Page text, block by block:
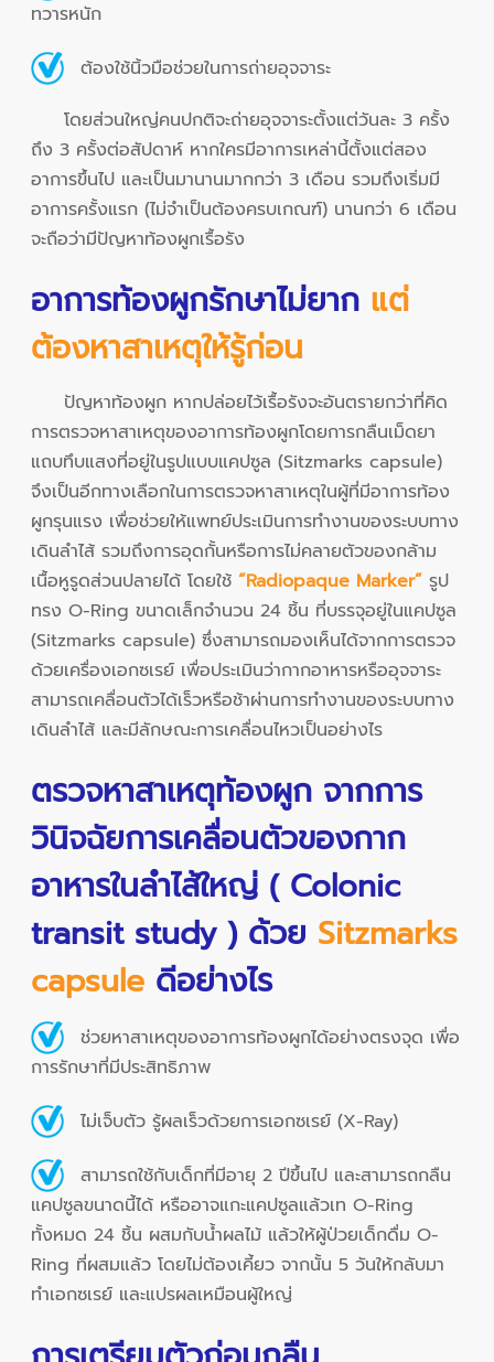
ทวารหนัก
ต้องใช้นิ้วมือช่วยในการถ่ายอุจจาระ
โดยส่วนใหญ่คนปกติจะถ่ายอุจจาระตั้งแต่วันละ 3 ครั้ง
ถึง 3 ครั้งต่อสัปดาห์ หากใครมีอาการเหล่านี้ตั้งแต่สอง
อาการขึ้นไป และเป็นมานานมากกว่า 3 เดือน รวมถึงเริ่มมี
อาการครั้งแรก (ไม่จำเป็นต้องครบเกณฑ์) นานกว่า 6 เดือน
จะถือว่ามีปัญหาท้องผูกเรื้อรัง
อาการท้องผูกรักษาไม่ยาก แต่
ต้องหาสาเหตุให้รู้ก่อน
ปัญหาท้องผูก หากปล่อยไว้เรื้อรังจะอันตรายกว่าที่คิด
การตรวจหาสาเหตุของอาการท้องผูกโดยการกลืนเม็ดยา
แถบทึบแสงที่อยู่ในรูปแบบแคปซูล (Sitzmarks capsule)
จึงเป็นอีกทางเลือกในการตรวจหาสาเหตุในผู้ที่มีอาการท้อง
ผูกรุนแรง เพื่อช่วยให้แพทย์ประเมินการทำงานของระบบทาง
เดินลำไส้ รวมถึงการอุดกั้นหรือการไม่คลายตัวของกล้าม
เนื้อหูรูดส่วนปลายได้ โดยใช้“Radiopaque Marker” รูป
ทรง O-Ring ขนาดเล็กจำนวน 24 ชิ้น ที่บรรจุอยู่ในแคปซูล
(Sitzmarks capsule) ซึ่งสามารถมองเห็นได้จากการตรวจ
ด้วยเครื่องเอกซเรย์ เพื่อประเมินว่ากากอาหารหรืออุจจาระ
สามารถเคลื่อนตัวได้เร็วหรือช้าผ่านการทำงานของระบบทาง
เดินลำไส้ และมีลักษณะการเคลื่อนไหวเป็นอย่างไร
ตรวจหาสาเหตุท้องผูก จากการ
วินิจฉัยการเคลื่อนตัวของกาก
อาหารในลำไส้ใหญ่ ( Colonic
transit study ) ด้วย Sitzmarks
capsule ดีอย่างไร
ช่วยหาสาเหตุของอาการท้องผูกได้อย่างตรงจุด เพื่อ
การรักษาที่มีประสิทธิภาพ
ไม่เจ็บตัว รู้ผลเร็วด้วยการเอกซเรย์ (X-Ray)
สามารถใช้กับเด็กที่มีอายุ 2 ปีขึ้นไป และสามารถกลืน
แคปซูลขนาดนี้ได้ หรืออาจแกะแคปซูลแล้วเท O-Ring
ทั้งหมด 24 ชิ้น ผสมกับน้ำผลไม้ แล้วให้ผู้ป่วยเด็กดื่ม O-
Ring ที่ผสมแล้ว โดยไม่ต้องเคี้ยว จากนั้น 5 วันให้กลับมา
ทำเอกซเรย์ และแปรผลเหมือนผู้ใหญ่